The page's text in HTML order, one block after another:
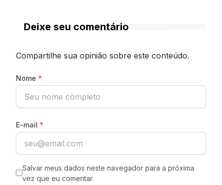
Deixe seu comentário
Compartilhe sua opinião sobre este conteúdo.
Nome *
E-mail *
Salvar meus dados neste navegador para a próxima
vez que eu comentar.